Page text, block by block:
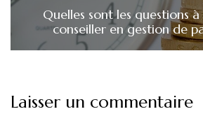
Quelles sont les questions
conseiller en gestion de
Laisser un commentaire